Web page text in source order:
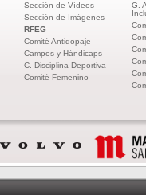
Sección de Vídeos
Sección de Imágenes
RFEG
Comité Antidopaje
Campos y Hándicaps
C. Disciplina Deportiva
Comité Femenino
G.